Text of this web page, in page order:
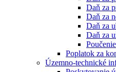
Daň za
Daň za
Daň za
Daň za
Poplatok za
Územno-technické